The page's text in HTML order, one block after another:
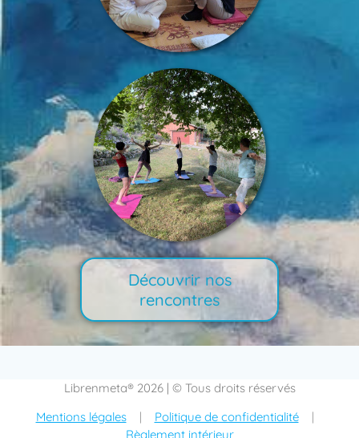
Découvrir nos
rencontres
Librenmeta® 2026 | © Tous droits réservés
Mentions légales| Politique de confidentialité|
Règlement intérieur